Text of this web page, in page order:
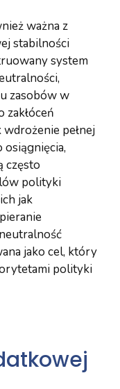
ważna z
stabilności
system
zasobów w
pełnej
często
polityki
jak
jako cel, który
polityki